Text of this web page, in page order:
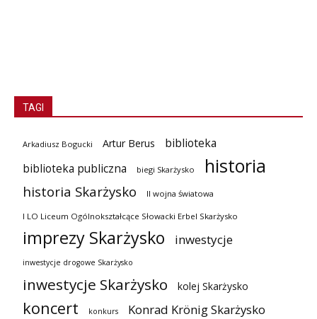
TAGI
Arkadiusz Bogucki Artur Berus
biblioteka
biblioteka publiczna
biegi Skarżysko historia
historia Skarżysko II wojna światowa
I LO Liceum Ogólnokształcące Słowacki Erbel Skarżysko
imprezy Skarżysko inwestycje
inwestycje drogowe Skarżysko
inwestycje Skarżysko kolej Skarżysko
koncert konkurs Konrad Krönig Skarżysko